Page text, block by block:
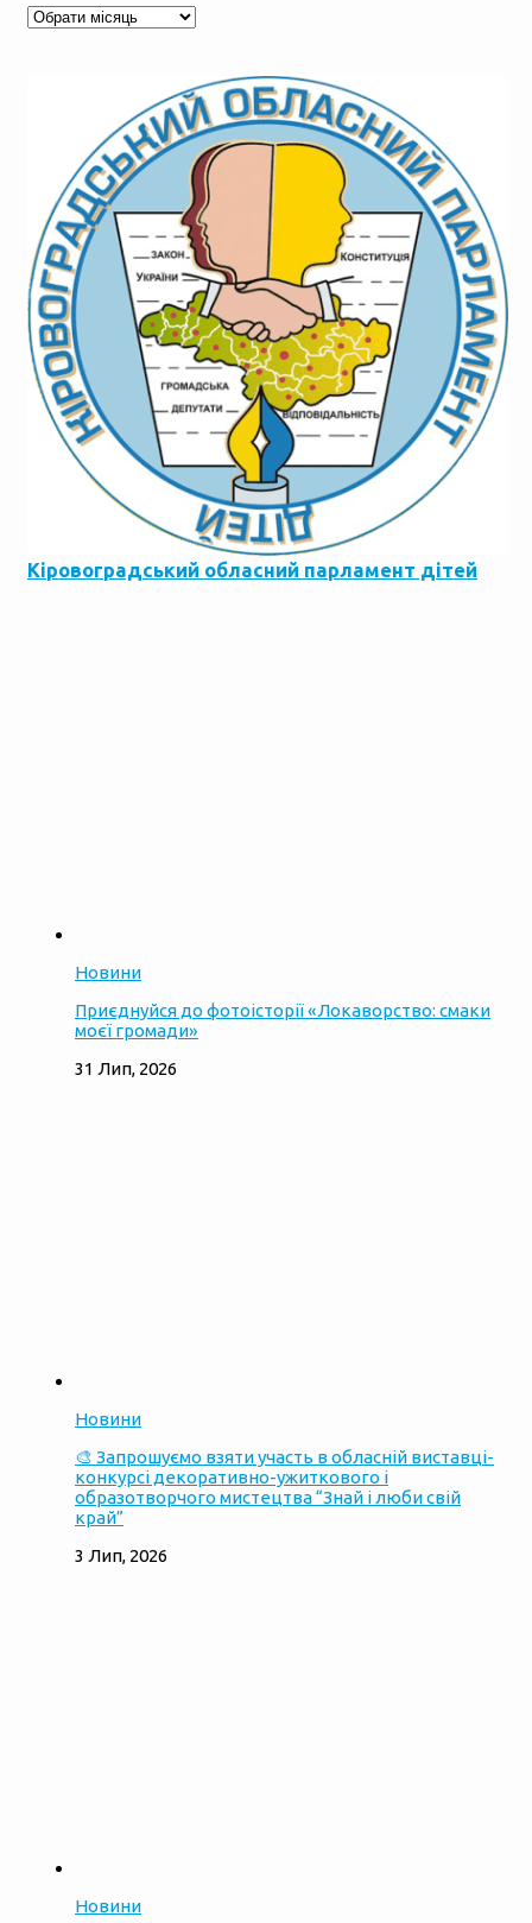
Архів
новин
Кіровоградський обласний парламент дітей
Новини
Приєднуйся до фотоісторії «Локаворство: смаки
моєї громади»
31 Лип, 2026
Новини
🎨 Запрошуємо взяти участь в обласній виставці-
конкурсі декоративно-ужиткового і
образотворчого мистецтва “Знай і люби свій
край”
3 Лип, 2026
Новини